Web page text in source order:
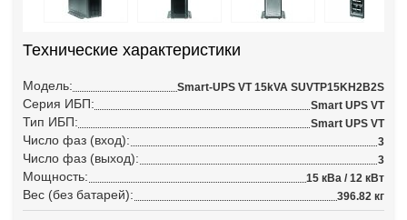
Технические характеристики
Модель: Smart-UPS VT 15kVA SUVTP15KH2B2S
Серия ИБП: Smart UPS VT
Тип ИБП: Smart UPS VT
Число фаз (вход): 3
Число фаз (выход): 3
Мощность: 15 кВа / 12 кВт
Вес (без батарей): 396.82 кг